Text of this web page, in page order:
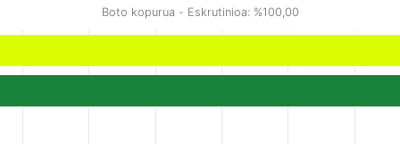
Boto kopurua - Eskrutinioa: %100,00